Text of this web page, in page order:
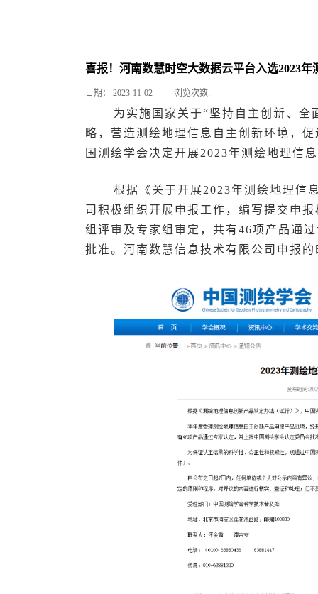
喜报！河南数慧时空大数据云平台入选2023
日期： 2023-11-02 浏览次数:
为实施国家关于“坚持自主创新、
略，营造测绘地理信息自主创新环境，
国测绘学会决定开展2023年测绘地理信
根据《关于开展2023年测绘地理信
司积极组织开展申报工作，编写提交申
组评审及专家组审定，共有46项产品通
批准。河南数慧信息技术有限公司申报